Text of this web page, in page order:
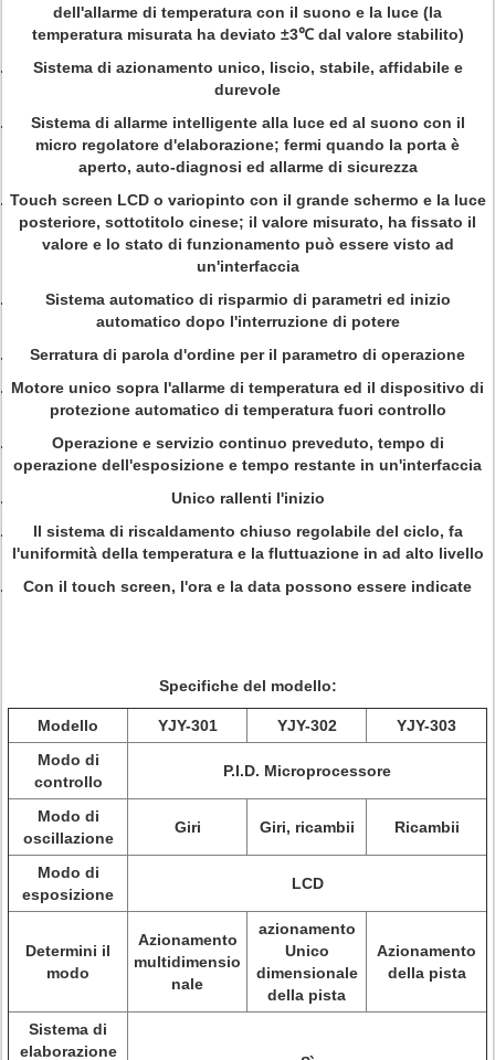
dell'allarme di temperatura con il suono e la luce (la
temperatura misurata ha deviato ±3℃ dal valore stabilito)
Sistema di azionamento unico, liscio, stabile, affidabile e
durevole
Sistema di allarme intelligente alla luce ed al suono con il
micro regolatore d'elaborazione; fermi quando la porta è
aperto, auto-diagnosi ed allarme di sicurezza
Touch screen LCD o variopinto con il grande schermo e la luce
posteriore, sottotitolo cinese; il valore misurato, ha fissato il
valore e lo stato di funzionamento può essere visto ad
un'interfaccia
Sistema automatico di risparmio di parametri ed inizio
automatico dopo l'interruzione di potere
Serratura di parola d'ordine per il parametro di operazione
Motore unico sopra l'allarme di temperatura ed il dispositivo di
protezione automatico di temperatura fuori controllo
Operazione e servizio continuo preveduto, tempo di
operazione dell'esposizione e tempo restante in un'interfaccia
Unico rallenti l'inizio
Il sistema di riscaldamento chiuso regolabile del ciclo, fa
l'uniformità della temperatura e la fluttuazione in ad alto livello
Con il touch screen, l'ora e la data possono essere indicate
Specifiche del modello:
Modello YJY-301 YJY-302
YJY-303
Modo di
controllo
P.I.D. Microprocessore
Modo di
oscillazione
Giri Giri, ricambii Ricambii
Modo di
esposizione
LCD
Determini il
modo
Azionamento
multidimensio
nale
azionamento
Unico
dimensionale
della pista
Azionamento
della pista
Sistema di
elaborazione